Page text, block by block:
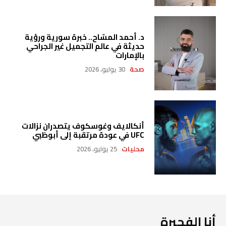
د. أحمد المسّاح.. خبرة سورية ورؤية
حديثة في عالم التجميل غير الجراحي
بالإمارات
صحة 30 يوليو، 2026
أنكالايف وغوسكوف يتصدران نزالات
UFC في عودة مرتقبة إلى أبوظبي
محليات 25 يوليو، 2026